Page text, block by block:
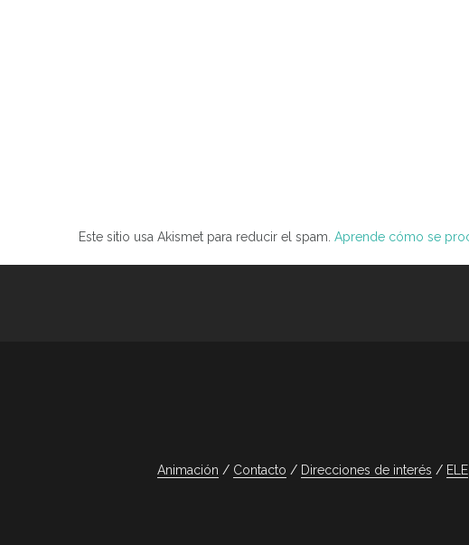
Este sitio usa Akismet para reducir el spam. Aprende cómo se
Animación Contacto Direcciones de interés ELE